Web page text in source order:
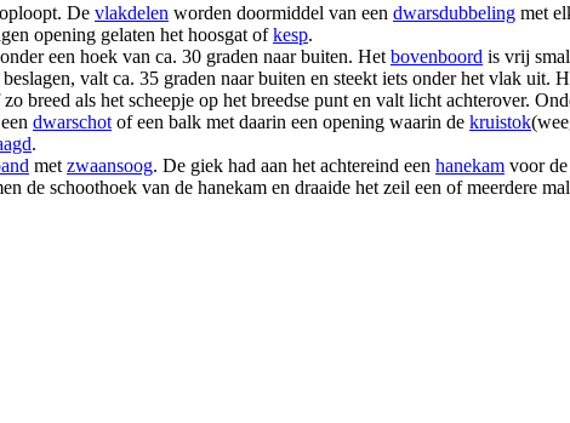
De vlakdelen worden doormiddel van een dwarsdubbeling met
opening gelaten het hoosgat ofkesp.
een hoek van ca. 30 graden naar buiten. Het bovenboord is vrij
valt ca. 35 graden naar buiten en steekt iets onder het vlak uit.
breed als het scheepje op het breedse punt en valt licht achterover.
dwarschot of een balk met daarin een opening waarin de kruistok
.
met zwaansoog. De giek had aan het achtereind een hanekam voor
de schoothoek van de hanekam en draaide het zeil een of meerdere